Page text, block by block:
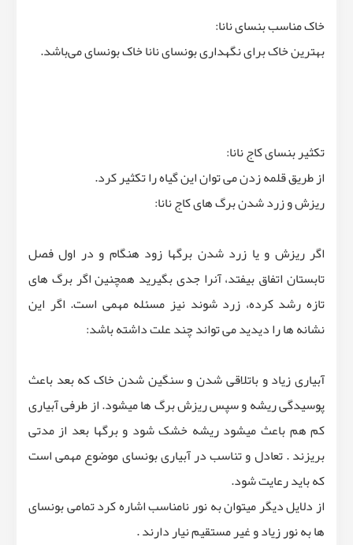
خاک مناسب بنسای نانا:
بهترین خاک برای نگهداری بونسای نانا خاک بونسای می‌باشد.
تکثیر بنسای کاج نانا:
از طریق قلمه زدن می توان این گیاه را تکثیر کرد.
ریزش و زرد شدن برگ های کاج نانا:
اگر ریزش و یا زرد شدن برگها زود هنگام و در اول فصل
تابستان اتفاق بیفتد، آنرا جدی بگیرید همچنین اگر برگ های
تازه رشد کرده، زرد شوند نیز مسئله مهمی است. اگر این
نشانه ها را دیدید می تواند چند علت داشته باشد:
آبیاری زیاد و باتلاقی شدن و سنگین شدن خاک که بعد باعث
پوسیدگی ریشه و سپس ریزش برگ ها میشود. از طرفی آبیاری
کم هم باعث میشود ریشه خشک شود و برگها بعد از مدتی
بریزند . تعادل و تناسب در آبیاری بونسای موضوع مهمی است
که باید رعایت شود.
از دلایل دیگر میتوان به نور نامناسب اشاره کرد تمامی بونسای
ها به نور زیاد و غیر مستقیم نیار دارند .